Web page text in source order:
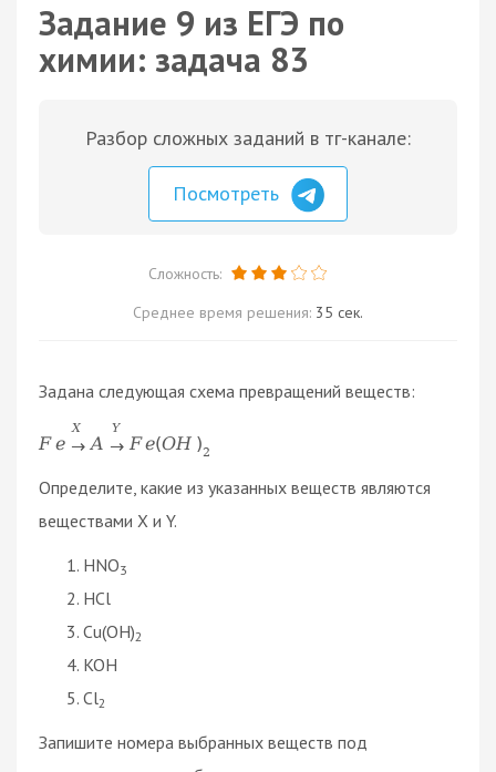
Задание 9 из ЕГЭ по
химии: задача 83
Разбор сложных заданий в тг-канале:
Посмотреть
Сложность:
Среднее время решения: 35 сек.
Задана следующая схема превращений веществ:
F e
X
→ A
Y
→ Fe(OH )2
Определите, какие из указанных веществ являются
веществами X и Y.
HNO3
HCl
Cu(OH)2
KOH
Cl2
Запишите номера выбранных веществ под